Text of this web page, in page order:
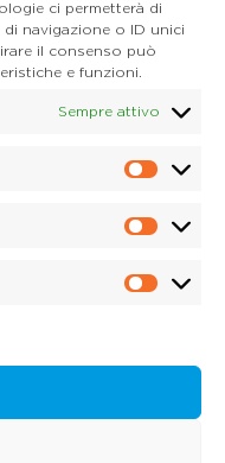
ci permetterà di
navigazione o ID unici
il consenso può
e funzioni.
Sempre attivo
Srl